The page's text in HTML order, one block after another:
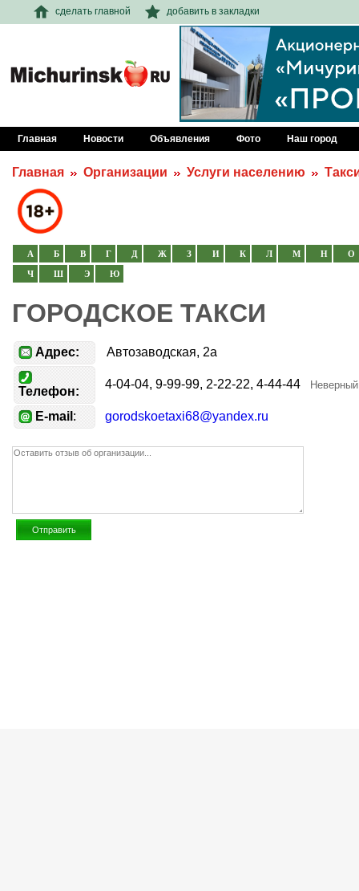
сделать главной добавить в закладки
Главная Новости Объявления Фото Наш город
Главная Организации Услуги населению
А Б В Г Д Ж З И К Л М Н О
Ч Ш Э Ю
ГОРОДСКОЕ ТАКСИ
Адрес: Автозаводская, 2а
Телефон:
4-04-04, 9-99-99, 2-22-22, 4-44-44
E-mail : gorodskoetaxi68@yandex.ru